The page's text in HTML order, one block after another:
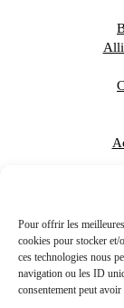
Pour offrir les
cookies pour stocker et/
ces technologies nous
navigation ou les ID
consentement peut